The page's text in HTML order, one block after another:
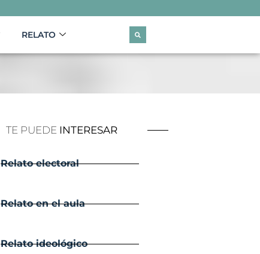
RELATO
TE PUEDE INTERESAR
Relato electoral
Relato en el aula
Relato ideológico